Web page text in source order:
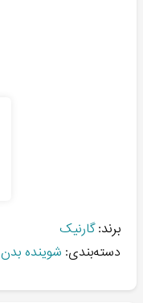
برند: گارنیک
دسته‌بندی: شوینده بدن